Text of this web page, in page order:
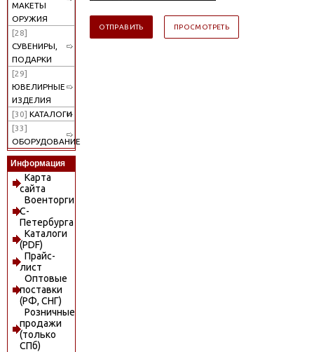
МАКЕТЫ
ОРУЖИЯ
[28]
СУВЕНИРЫ,
ПОДАРКИ
[29]
ЮВЕЛИРНЫЕ
ИЗДЕЛИЯ
[30] КАТАЛОГИ
[33]
ОБОРУДОВАНИЕ
Информация
Карта
сайта
Военторги
С-
Петербурга
Каталоги
(PDF)
Прайс-
лист
Оптовые
поставки
(РФ, СНГ)
Розничные
продажи
(только
СПб)